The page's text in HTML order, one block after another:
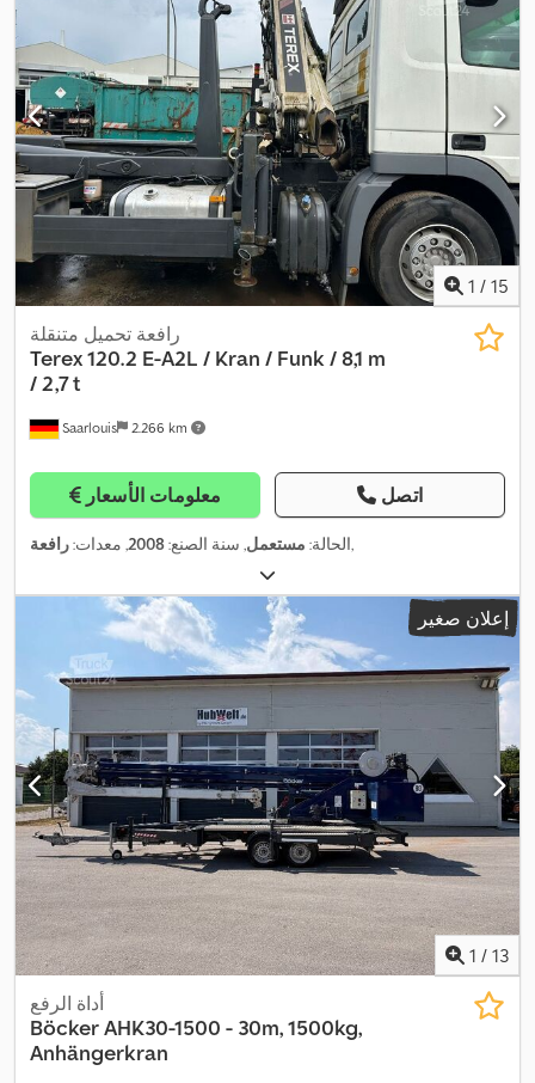
1 / 15
Saarlouis 2.266 km
رافعة تحميل متنقلة
Terex 120.2 E-A2L / Kran / Funk / 8,1 m
/ 2,7 t
معلومات الأسعار اتصل
الحالة: مستعمل, سنة الصنع:2008, معدات:رافعة ,
إعلان صغير
1 / 13
أداة الرفع
BöckerAHK30-1500 - 30m, 1500kg,
Anhängerkran